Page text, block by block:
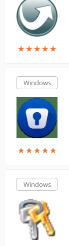
★★★★★
★★★★★
Windows
★★★★★
★★★★★
Windows